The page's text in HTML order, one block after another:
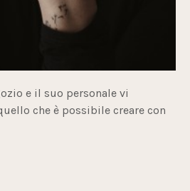
e il suo personale vi
che è possibile creare con